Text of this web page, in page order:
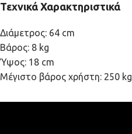
Τεχνικά Χαρακτηριστικά
Διάμετρος: 64 cm
Βάρος: 8 kg
Ύψος: 18 cm
Μέγιστο βάρος χρήστη: 250 kg